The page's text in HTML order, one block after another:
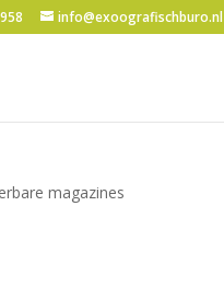
info@exoografischburo.nl
magazines